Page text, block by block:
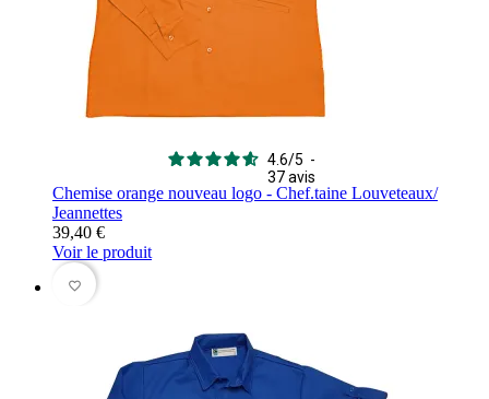
4.6/5 -
37avis
Chemise orange nouveau logo - Chef.taine Louveteaux/
Jeannettes
39,40 €
Voir le produit
favorite_border